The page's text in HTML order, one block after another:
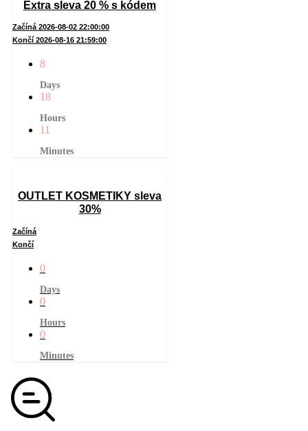
Extra sleva 20 % s kódem
Začíná 2026-08-02 22:00:00
Končí 2026-08-16 21:59:00
8
Days
18
Hours
11
Minutes
OUTLET KOSMETIKY sleva
30%
Začíná
Končí
0
Days
0
Hours
0
Minutes